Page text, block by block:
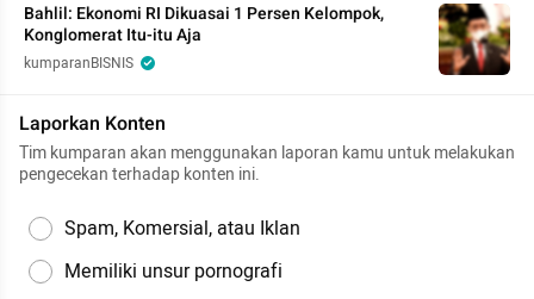
Bahlil: Ekonomi RI Dikuasai 1 Persen Kelompok,
Konglomerat Itu-itu Aja
kumparanBISNIS
Laporkan Konten
Tim kumparan akan menggunakan laporan kamu untuk melakukan
pengecekan terhadap konten ini.
Spam, Komersial, atau Iklan
Memiliki unsur pornografi